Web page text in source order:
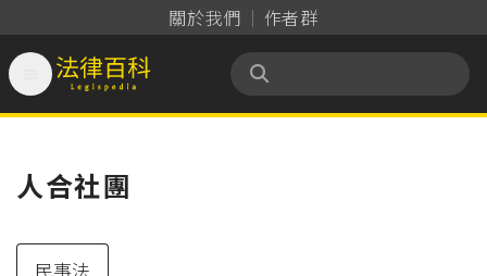
關於我們 作者群
法律百科 Legispedia
人合社團
民事法